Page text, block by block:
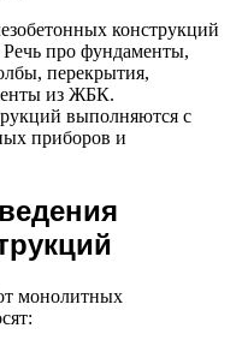
конструкций
про фундаменты,
перекрытия,
из ЖБК.
выполняются с
приборов и
монолитных